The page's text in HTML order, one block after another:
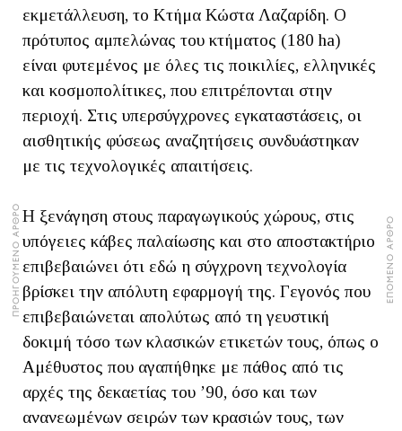
ΠΡΟΗΓΟΥΜΕΝΟ ΑΡΘΡΟ ΕΠΟΜΕΝΟ ΑΡΘΡΟ
εκμετάλλευση, το Κτήμα Κώστα Λαζαρίδη. Ο
πρότυπος αμπελώνας του κτήματος (180 ha)
είναι φυτεμένος με όλες τις ποικιλίες, ελληνικές
και κοσμοπολίτικες, που επιτρέπονται στην
περιοχή. Στις υπερσύγχρονες εγκαταστάσεις, οι
αισθητικής φύσεως αναζητήσεις συνδυάστηκαν
με τις τεχνολογικές απαιτήσεις.
Η ξενάγηση στους παραγωγικούς χώρους, στις
υπόγειες κάβες παλαίωσης και στο αποστακτήριο
επιβεβαιώνει ότι εδώ η σύγχρονη τεχνολογία
βρίσκει την απόλυτη εφαρμογή της. Γεγονός που
επιβεβαιώνεται απολύτως από τη γευστική
δοκιμή τόσο των κλασικών ετικετών τους, όπως ο
Αμέθυστος που αγαπήθηκε με πάθος από τις
αρχές της δεκαετίας του ’90, όσο και των
ανανεωμένων σειρών των κρασιών τους, των